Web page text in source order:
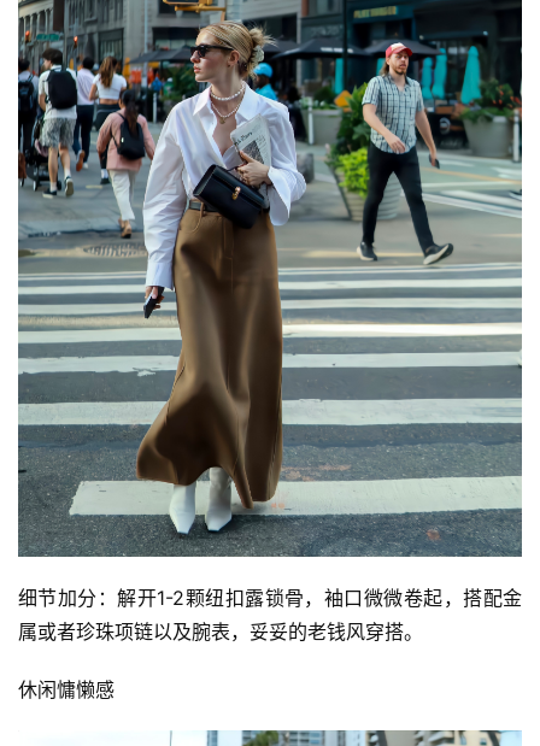
细节加分：解开1-2颗纽扣露锁骨，袖口微微卷起，搭配金
属或者珍珠项链以及腕表，妥妥的老钱风穿搭。
休闲慵懒感